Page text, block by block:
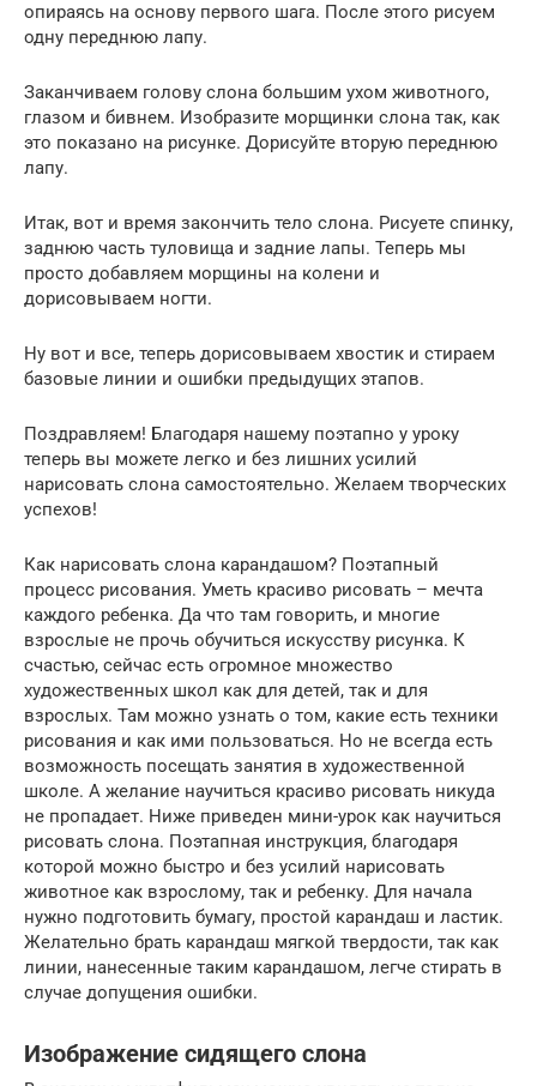
опираясь на основу первого шага. После этого рисуем
одну переднюю лапу.
Заканчиваем голову слона большим ухом животного,
глазом и бивнем. Изобразите морщинки слона так, как
это показано на рисунке. Дорисуйте вторую переднюю
лапу.
Итак, вот и время закончить тело слона. Рисуете спинку,
заднюю часть туловища и задние лапы. Теперь мы
просто добавляем морщины на колени и
дорисовываем ногти.
Ну вот и все, теперь дорисовываем хвостик и стираем
базовые линии и ошибки предыдущих этапов.
Поздравляем! Благодаря нашему поэтапно у уроку
теперь вы можете легко и без лишних усилий
нарисовать слона самостоятельно. Желаем творческих
успехов!
Как нарисовать слона карандашом? Поэтапный
процесс рисования. Уметь красиво рисовать – мечта
каждого ребенка. Да что там говорить, и многие
взрослые не прочь обучиться искусству рисунка. К
счастью, сейчас есть огромное множество
художественных школ как для детей, так и для
взрослых. Там можно узнать о том, какие есть техники
рисования и как ими пользоваться. Но не всегда есть
возможность посещать занятия в художественной
школе. А желание научиться красиво рисовать никуда
не пропадает. Ниже приведен мини-урок как научиться
рисовать слона. Поэтапная инструкция, благодаря
которой можно быстро и без усилий нарисовать
животное как взрослому, так и ребенку. Для начала
нужно подготовить бумагу, простой карандаш и ластик.
Желательно брать карандаш мягкой твердости, так как
линии, нанесенные таким карандашом, легче стирать в
случае допущения ошибки.
Изображение сидящего слона